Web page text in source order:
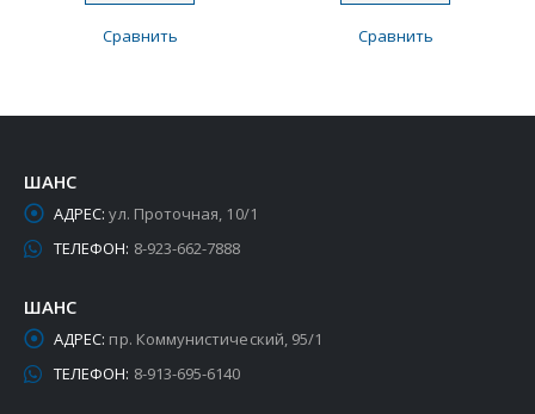
Сравнить Сравнить
ШАНС
АДРЕС: ул. Проточная, 10/1
ТЕЛЕФОН: 8-923-662-7888
ШАНС
АДРЕС: пр. Коммунистический, 95/1
ТЕЛЕФОН: 8-913-695-6140